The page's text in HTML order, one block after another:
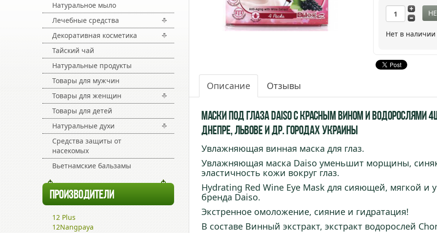
Натуральное мыло
Лечебные средства
Декоративная косметика
Тайский чай
Натуральные продукты
Товары для мужчин
Товары для женщин
Товары для детей
Натуральные духи
Средства защиты от
насекомых
Вьетнамские бальзамы
ПРОИЗВОДИТЕЛИ
12 Plus
12Nangpaya
Нет в наличии
Описание Отзывы
Маски под глаза Daiso с Красным Вином и Водорослями
Днепре, Львове и др. городах Украины
Увлажняющая винная маска для глаз.
Увлажняющая маска Daiso уменьшит морщины,
эластичность кожи вокруг глаз.
Hydrating Red Wine Eye Mask для сияющей, мягкой и
бренда Daiso.
Экстренное омоложение, сияние и гидратация!
В составе Винный экстракт, экстракт водорослей